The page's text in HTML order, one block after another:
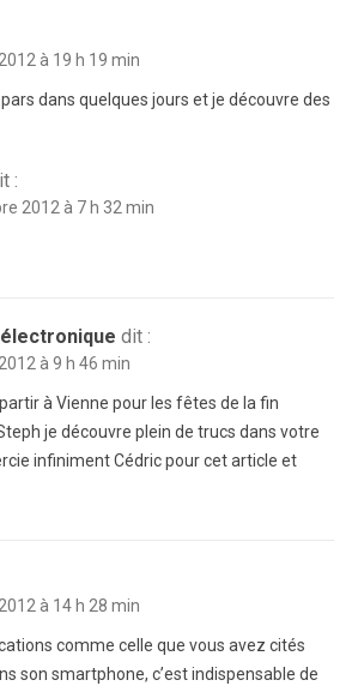
à 19 h 19 min
dans quelques jours et je découvre des
:
2012 à 7 h 32 min
dit :
à 9 h 46 min
à Vienne pour les fêtes de la fin
je découvre plein de trucs dans votre
infiniment Cédric pour cet article et
à 14 h 28 min
comme celle que vous avez cités
son smartphone, c’est indispensable de